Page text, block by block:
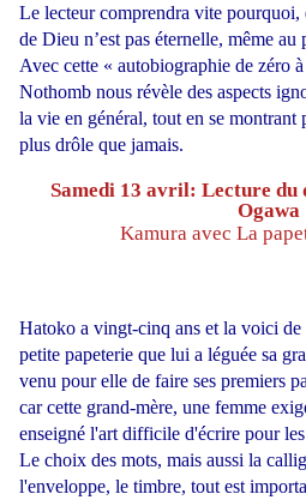
Le lecteur comprendra vite pourquoi,
de Dieu n’est pas éternelle, même
Avec cette « autobiographie de zéro
Nothomb nous révèle des aspects
la vie en général, tout en se
plus drôle que jamais.
Samedi 13 avril: Lecture
Ogawa
Kamura avec La
Hatoko a vingt-cinq ans et la voici de
petite papeterie que lui a léguée sa
venu pour elle de faire ses premiers
car cette grand-mère, une femme
enseigné l'art difficile d'écrire pour les
Le choix des mots, mais aussi la
l'enveloppe, le timbre, tout est